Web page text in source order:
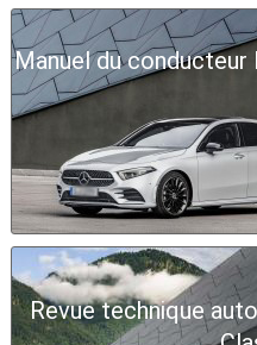
Manuel du conducteur
Revue technique